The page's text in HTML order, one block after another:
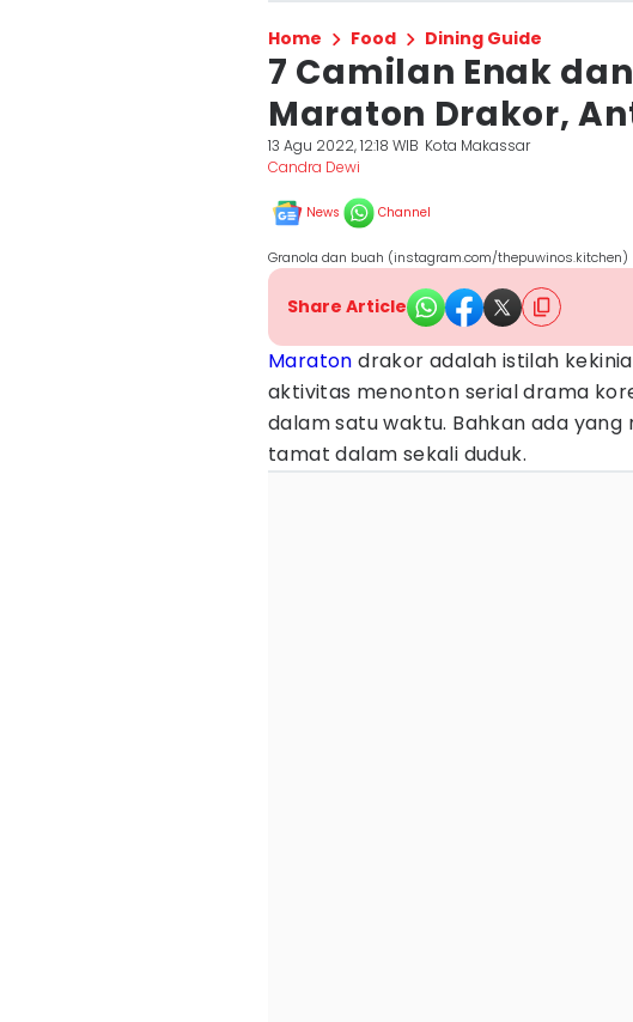
Home Food Dining Guide
7 Camilan Enak
Maraton Drakor,
13 Agu 2022, 12:18 WIB Kota Makassar
Candra Dewi
News Channel
Granola dan buah (instagram.com/thepuwinos.kitchen)
Share Article
Maraton drakor adalah istilah
aktivitas menonton serial drama
dalam satu waktu. Bahkan ada
tamat dalam sekali duduk.